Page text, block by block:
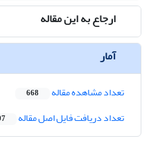
ارجاع به این مقاله
آمار
تعداد مشاهده مقاله 668
تعداد دریافت فایل اصل مقاله